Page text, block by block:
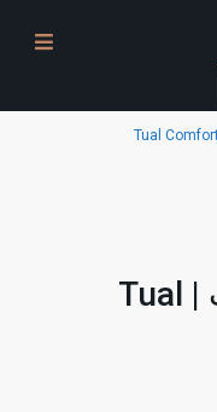
مشروع توال كومفورت | Tual